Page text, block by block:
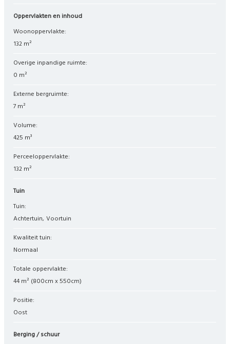
Oppervlakten en inhoud
Woonoppervlakte:
132 m²
Overige inpandige ruimte:
0 m²
Externe bergruimte:
7 m²
Volume:
425 m³
Perceeloppervlakte:
132 m²
Tuin
Tuin:
Achtertuin Voortuin
Kwaliteit tuin:
Normaal
Totale oppervlakte:
44 m² (800cm x 550cm)
Positie:
Oost
Berging / schuur